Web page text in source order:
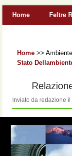
Home Feltre
Home >>
Stato
Inviato da redazione il